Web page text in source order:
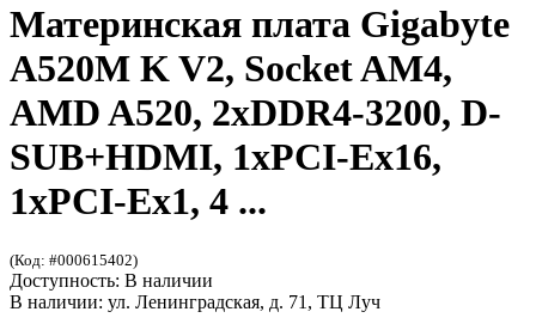
Материнская плата Gigabyte
A520M K V2, Socket AM4,
AMD A520, 2xDDR4-3200, D-
SUB+HDMI, 1xPCI-Ex16,
1xPCI-Ex1, 4 ...
(Код: #000615402)
Доступность: В наличии
В наличии: ул. Ленинградская, д. 71, ТЦ Луч